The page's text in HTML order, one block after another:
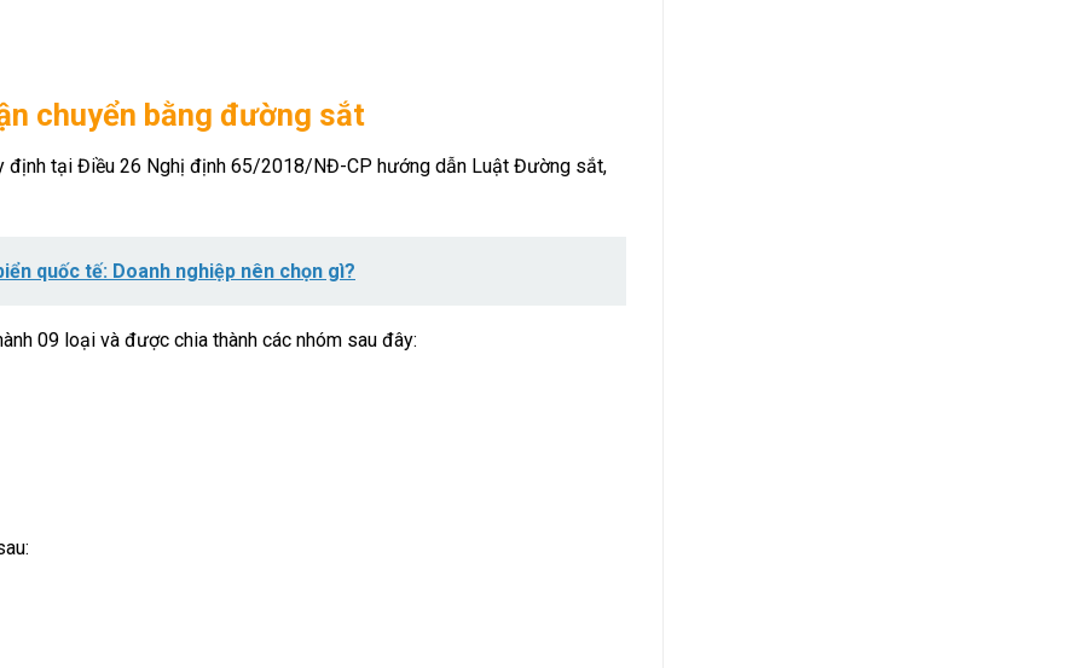
chuyển bằng đường sắt
định tại Điều 26 Nghị định 65/2018/NĐ-CP hướng dẫn Luật Đường sắt,
quốc tế: Doanh nghiệp nên chọn gì?
09 loại và được chia thành các nhóm sau đây: